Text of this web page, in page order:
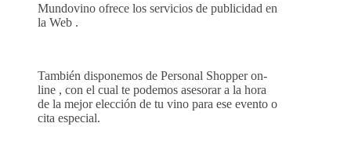
Mundovino ofrece los servicios de publicidad en
la Web .
También disponemos de Personal Shopper on-
line , con el cual te podemos asesorar a la hora
de la mejor elección de tu vino para ese evento o
cita especial.